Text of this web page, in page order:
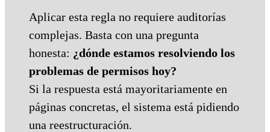
Aplicar esta regla no requiere auditorías
complejas. Basta con una pregunta
honesta: ¿dónde estamos resolviendo los
problemas de permisos hoy?
Si la respuesta está mayoritariamente en
páginas concretas, el sistema está pidiendo
una reestructuración.